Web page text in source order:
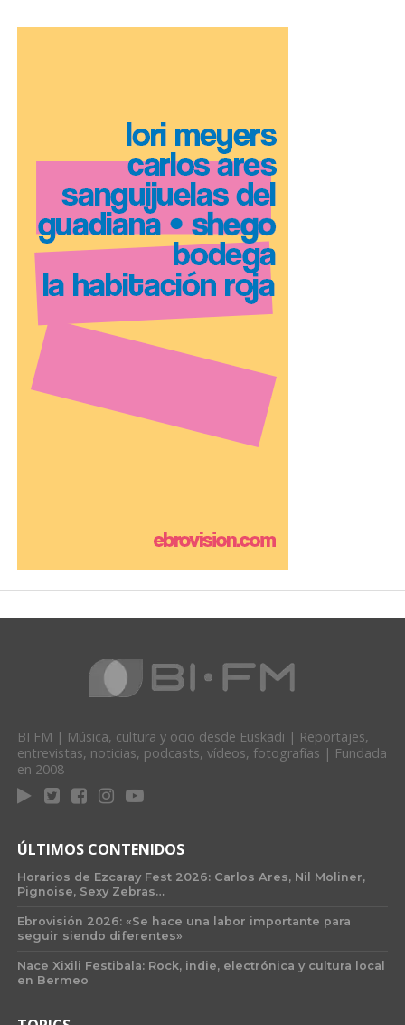
BI FM | Música, cultura y ocio desde Euskadi | Reportajes,
entrevistas, noticias, podcasts, vídeos, fotografías | Fundada
en 2008
ÚLTIMOS CONTENIDOS
Horarios de Ezcaray Fest 2026: Carlos Ares, Nil Moliner,
Pignoise, Sexy Zebras…
Ebrovisión 2026: «Se hace una labor importante para
seguir siendo diferentes»
Nace Xixili Festibala: Rock, indie, electrónica y cultura local
en Bermeo